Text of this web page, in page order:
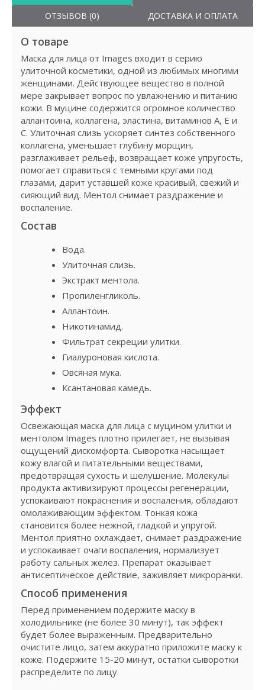
ОТЗЫВОВ (0)
ДОСТАВКА И ОПЛАТА
О товаре
Маска для лица от Images входит в серию
улиточной косметики, одной из любимых многими
женщинами. Действующее вещество в полной
мере закрывает вопрос по увлажнению и питанию
кожи. В муцине содержится огромное количество
аллантоина, коллагена, эластина, витаминов А, Е и
С. Улиточная слизь ускоряет синтез собственного
коллагена, уменьшает глубину морщин,
разглаживает рельеф, возвращает коже упругость,
помогает справиться с темными кругами под
глазами, дарит уставшей коже красивый, свежий и
сияющий вид. Ментол снимает раздражение и
воспаление.
Состав
Вода.
Улиточная слизь.
Экстракт ментола.
Пропиленгликоль.
Аллантоин.
Никотинамид.
Фильтрат секреции улитки.
Гиалуроновая кислота.
Овсяная мука.
Ксантановая камедь.
Эффект
Освежающая маска для лица с муцином улитки и
ментолом Images плотно прилегает, не вызывая
ощущений дискомфорта. Сыворотка насыщает
кожу влагой и питательными веществами,
предотвращая сухость и шелушение. Молекулы
продукта активизируют процессы регенерации,
успокаивают покраснения и воспаления, обладают
омолаживающим эффектом. Тонкая кожа
становится более нежной, гладкой и упругой.
Ментол приятно охлаждает, снимает раздражение
и успокаивает очаги воспаления, нормализует
работу сальных желез. Препарат оказывает
антисептическое действие, заживляет микроранки.
Способ применения
Перед применением подержите маску в
холодильнике (не более 30 минут), так эффект
будет более выраженным. Предварительно
очистите лицо, затем аккуратно приложите маску к
коже. Подержите 15-20 минут, остатки сыворотки
распределите по лицу.